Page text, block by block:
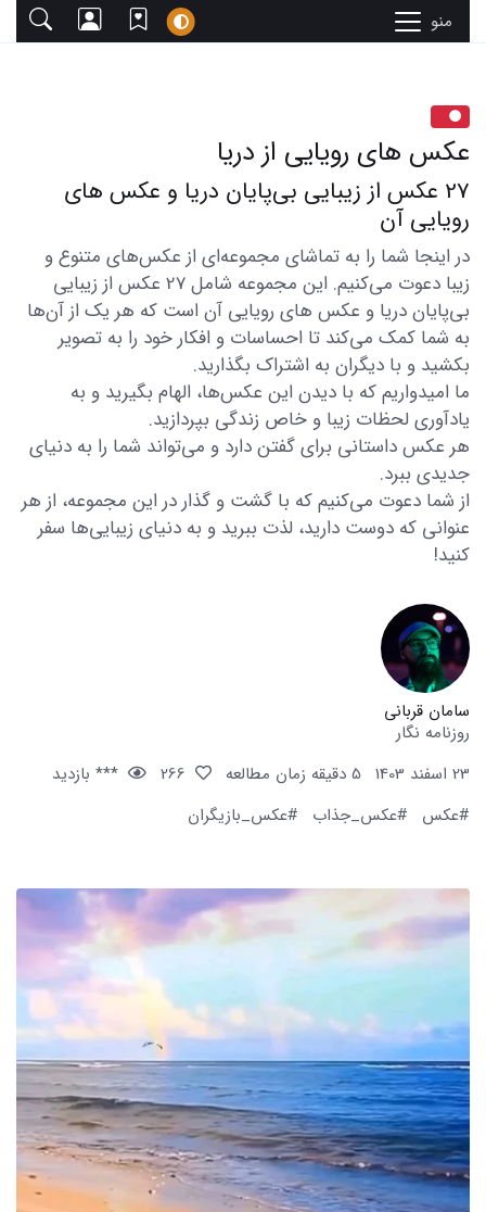
منو
عکس های رویایی از دریا
27 عکس از زیبایی بی‌پایان دریا و عکس های
رویایی آن
در اینجا شما را به تماشای مجموعه‌ای از عکس‌های متنوع و
زیبا دعوت می‌کنیم. این مجموعه شامل 27 عکس از زیبایی
بی‌پایان دریا و عکس های رویایی آن است که هر یک از آن‌ها
به شما کمک می‌کند تا احساسات و افکار خود را به تصویر
بکشید و با دیگران به اشتراک بگذارید.
ما امیدواریم که با دیدن این عکس‌ها، الهام بگیرید و به
یادآوری لحظات زیبا و خاص زندگی بپردازید.
هر عکس داستانی برای گفتن دارد و می‌تواند شما را به دنیای
جدیدی ببرد.
از شما دعوت می‌کنیم که با گشت و گذار در این مجموعه، از هر
عنوانی که دوست دارید، لذت ببرید و به دنیای زیبایی‌ها سفر
کنید!
سامان قربانی
روزنامه نگار
23 اسفند 1403
5 دقیقه زمان مطالعه
*** بازدید
#عکس
#عکس_جذاب #عکس_بازیگران